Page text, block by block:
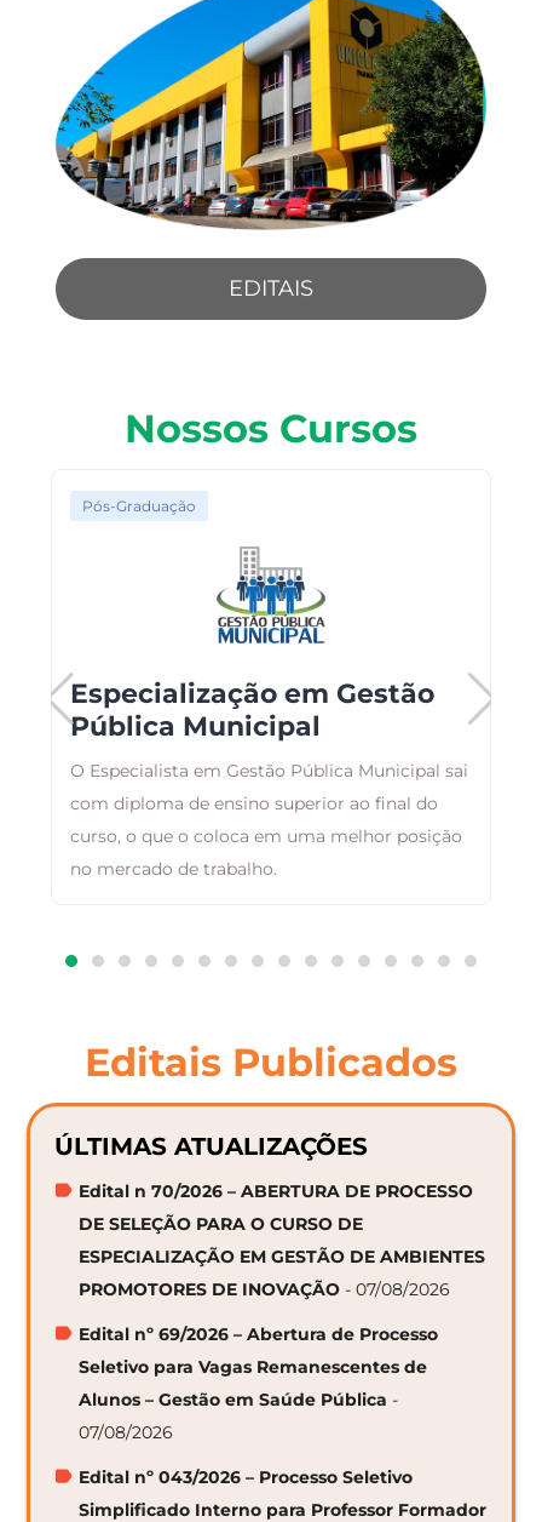
EDITAIS
Nossos Cursos
Pós-Graduação
Especialização em Gestão
Pública Municipal
O Especialista em Gestão Pública Municipal sai
com diploma de ensino superior ao final do
curso, o que o coloca em uma melhor posição
no mercado de trabalho.
Editais Publicados
ÚLTIMAS ATUALIZAÇÕES
Edital n 70/2026 – ABERTURA DE PROCESSO
DE SELEÇÃO PARA O CURSO DE
ESPECIALIZAÇÃO EM GESTÃO DE AMBIENTES
PROMOTORES DE INOVAÇÃO - 07/08/2026
Edital nº 69/2026 – Abertura de Processo
Seletivo para Vagas Remanescentes de
Alunos – Gestão em Saúde Pública -
07/08/2026
Edital nº 043/2026 – Processo Seletivo
Simplificado Interno para Professor Formador